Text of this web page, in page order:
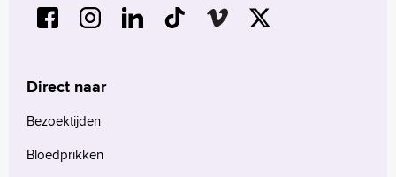
Direct naar
Bezoektijden
Bloedprikken